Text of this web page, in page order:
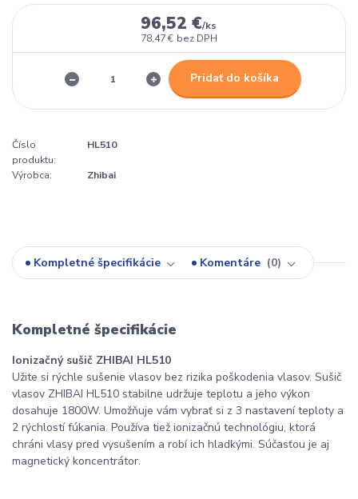
96,52 €/ks
78,47 € bez DPH
Pridať do košíka
Číslo
produktu:
HL510
Výrobca: Zhibai
Kompletné špecifikácie Komentáre 0
Kompletné špecifikácie
Ionizačný sušič ZHIBAI HL510
Užite si rýchle sušenie vlasov bez rizika poškodenia vlasov. Sušič
vlasov ZHIBAI HL510 stabilne udržuje teplotu a jeho výkon
dosahuje 1800W. Umožňuje vám vybrať si z 3 nastavení teploty a
2 rýchlostí fúkania. Používa tiež ionizačnú technológiu, ktorá
chráni vlasy pred vysušením a robí ich hladkými. Súčasťou je aj
magnetický koncentrátor.